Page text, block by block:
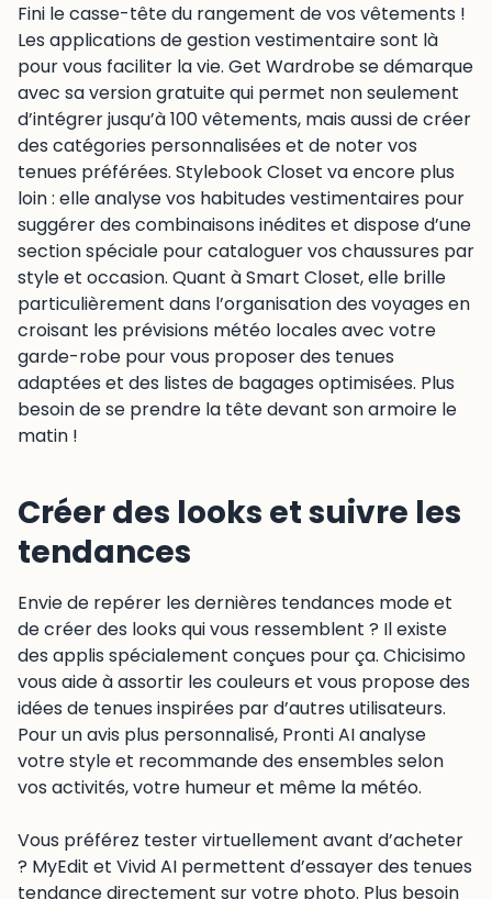
Fini le casse-tête du rangement de vos vêtements !
Les applications de gestion vestimentaire sont là
pour vous faciliter la vie. Get Wardrobe se démarque
avec sa version gratuite qui permet non seulement
d’intégrer jusqu’à 100 vêtements, mais aussi de créer
des catégories personnalisées et de noter vos
tenues préférées. Stylebook Closet va encore plus
loin : elle analyse vos habitudes vestimentaires pour
suggérer des combinaisons inédites et dispose d’une
section spéciale pour cataloguer vos chaussures par
style et occasion. Quant à Smart Closet, elle brille
particulièrement dans l’organisation des voyages en
croisant les prévisions météo locales avec votre
garde-robe pour vous proposer des tenues
adaptées et des listes de bagages optimisées. Plus
besoin de se prendre la tête devant son armoire le
matin !
Créer des looks et suivre les
tendances
Envie de repérer les dernières tendances mode et
de créer des looks qui vous ressemblent ? Il existe
des applis spécialement conçues pour ça. Chicisimo
vous aide à assortir les couleurs et vous propose des
idées de tenues inspirées par d’autres utilisateurs.
Pour un avis plus personnalisé, Pronti AI analyse
votre style et recommande des ensembles selon
vos activités, votre humeur et même la météo.
Vous préférez tester virtuellement avant d’acheter
? MyEdit et Vivid AI permettent d’essayer des tenues
tendance directement sur votre photo. Plus besoin